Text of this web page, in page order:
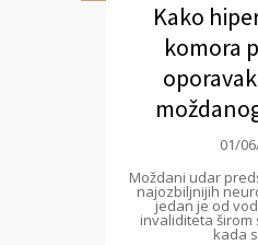
Kako
komora
01/
Moždani udar
najozbiljnijih
jedan je od
invaliditeta širom
kada